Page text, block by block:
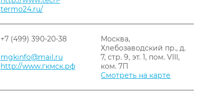
termo24.ru/
+7 (499) 390-20-38
mgkinfo@mail.ru
http://www.гкмск.рф
Москва,
Хлебозаводский пр., д.
7, стр. 9, эт. 1, пом. VIII,
ком. 7П
Смотреть на карте